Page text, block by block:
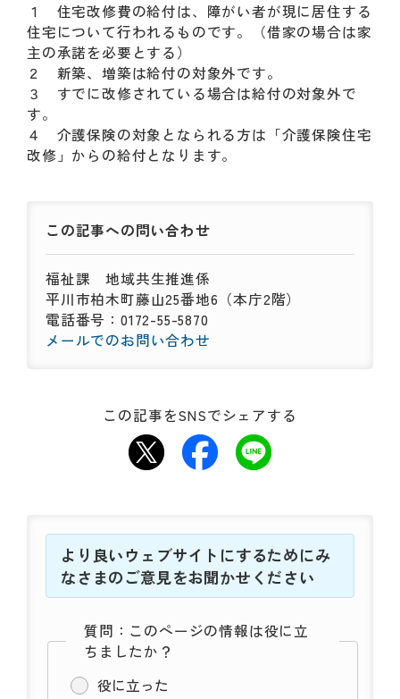
１ 住宅改修費の給付は、障がい者が現に居住する
住宅について行われるものです。（借家の場合は家
主の承諾を必要とする）
２ 新築、増築は給付の対象外です。
３ すでに改修されている場合は給付の対象外で
す。
４ 介護保険の対象となられる方は「介護保険住宅
改修」からの給付となります。
この記事への問い合わせ
福祉課 地域共生推進係
平川市柏木町藤山25番地6（本庁2階）
電話番号：0172-55-5870
メールでのお問い合わせ
この記事をSNSでシェアする
より良いウェブサイトにするためにみ
なさまのご意見をお聞かせください
質問：このページの情報は役に立
ちましたか？
役に立った